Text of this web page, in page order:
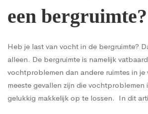
een bergruimte?
Heb je last van vocht in de bergruimte?
alleen. De bergruimte is namelijk
vochtproblemen dan andere ruimtes in
meeste gevallen zijn die vochtproblemen
gelukkig makkelijk op te lossen. In dit